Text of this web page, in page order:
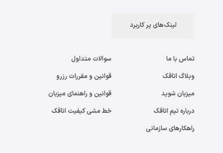
لینک‌های پر کاربرد
تماس با ما
وبلاگ اتاقک
میزبان شوید
درباره تیم اتاقک
راهکارهای سازمانی
سوالات متداول
قوانین و مقررات رزرو
قوانین و راهنمای میزبان
خط مشی کیفیت اتاقک